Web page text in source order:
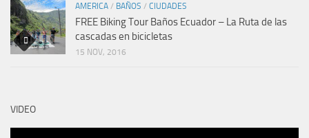
AMERICA / BAÑOS / CIUDADES
FREE Biking Tour Baños Ecuador – La Ruta de las
cascadas en bicicletas
15 NOV, 2016
VIDEO